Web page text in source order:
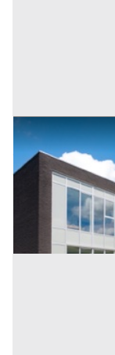
Negozio
Conselve
Offerta minima
21.000 €
Codice asta:
06/10/2026